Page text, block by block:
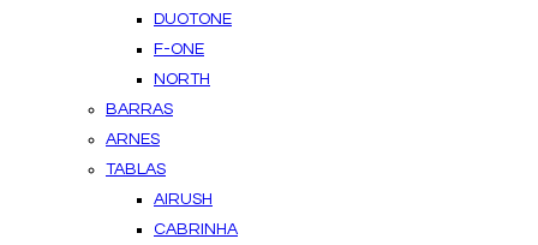
DUOTONE
F-ONE
NORTH
BARRAS
ARNES
TABLAS
AIRUSH
CABRINHA